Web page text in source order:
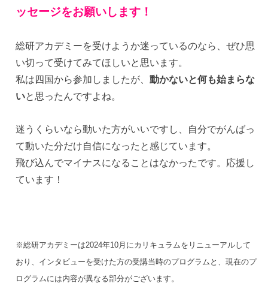
ッセージをお願いします！
総研アカデミーを受けようか迷っているのなら、ぜひ思
い切って受けてみてほしいと思います。
私は四国から参加しましたが、動かないと何も始まらな
いと思ったんですよね。
迷うくらいなら動いた方がいいですし、自分でがんばっ
て動いた分だけ自信になったと感じています。
飛び込んでマイナスになることはなかったです。応援し
ています！
※総研アカデミーは2024年10月にカリキュラムをリニューアルして
おり、インタビューを受けた方の受講当時のプログラムと、現在のプ
ログラムには内容が異なる部分がございます。